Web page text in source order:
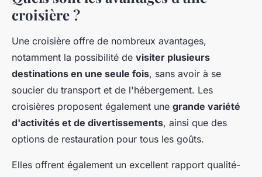
croisière ?
Une croisière offre de nombreux avantages,
notamment la possibilité de visiter plusieurs
destinations en une seule fois, sans avoir à se
soucier du transport et de l'hébergement. Les
croisières proposent également une grande variété
d'activités et de divertissements, ainsi que des
options de restauration pour tous les goûts.
Elles offrent également un excellent rapport qualité-